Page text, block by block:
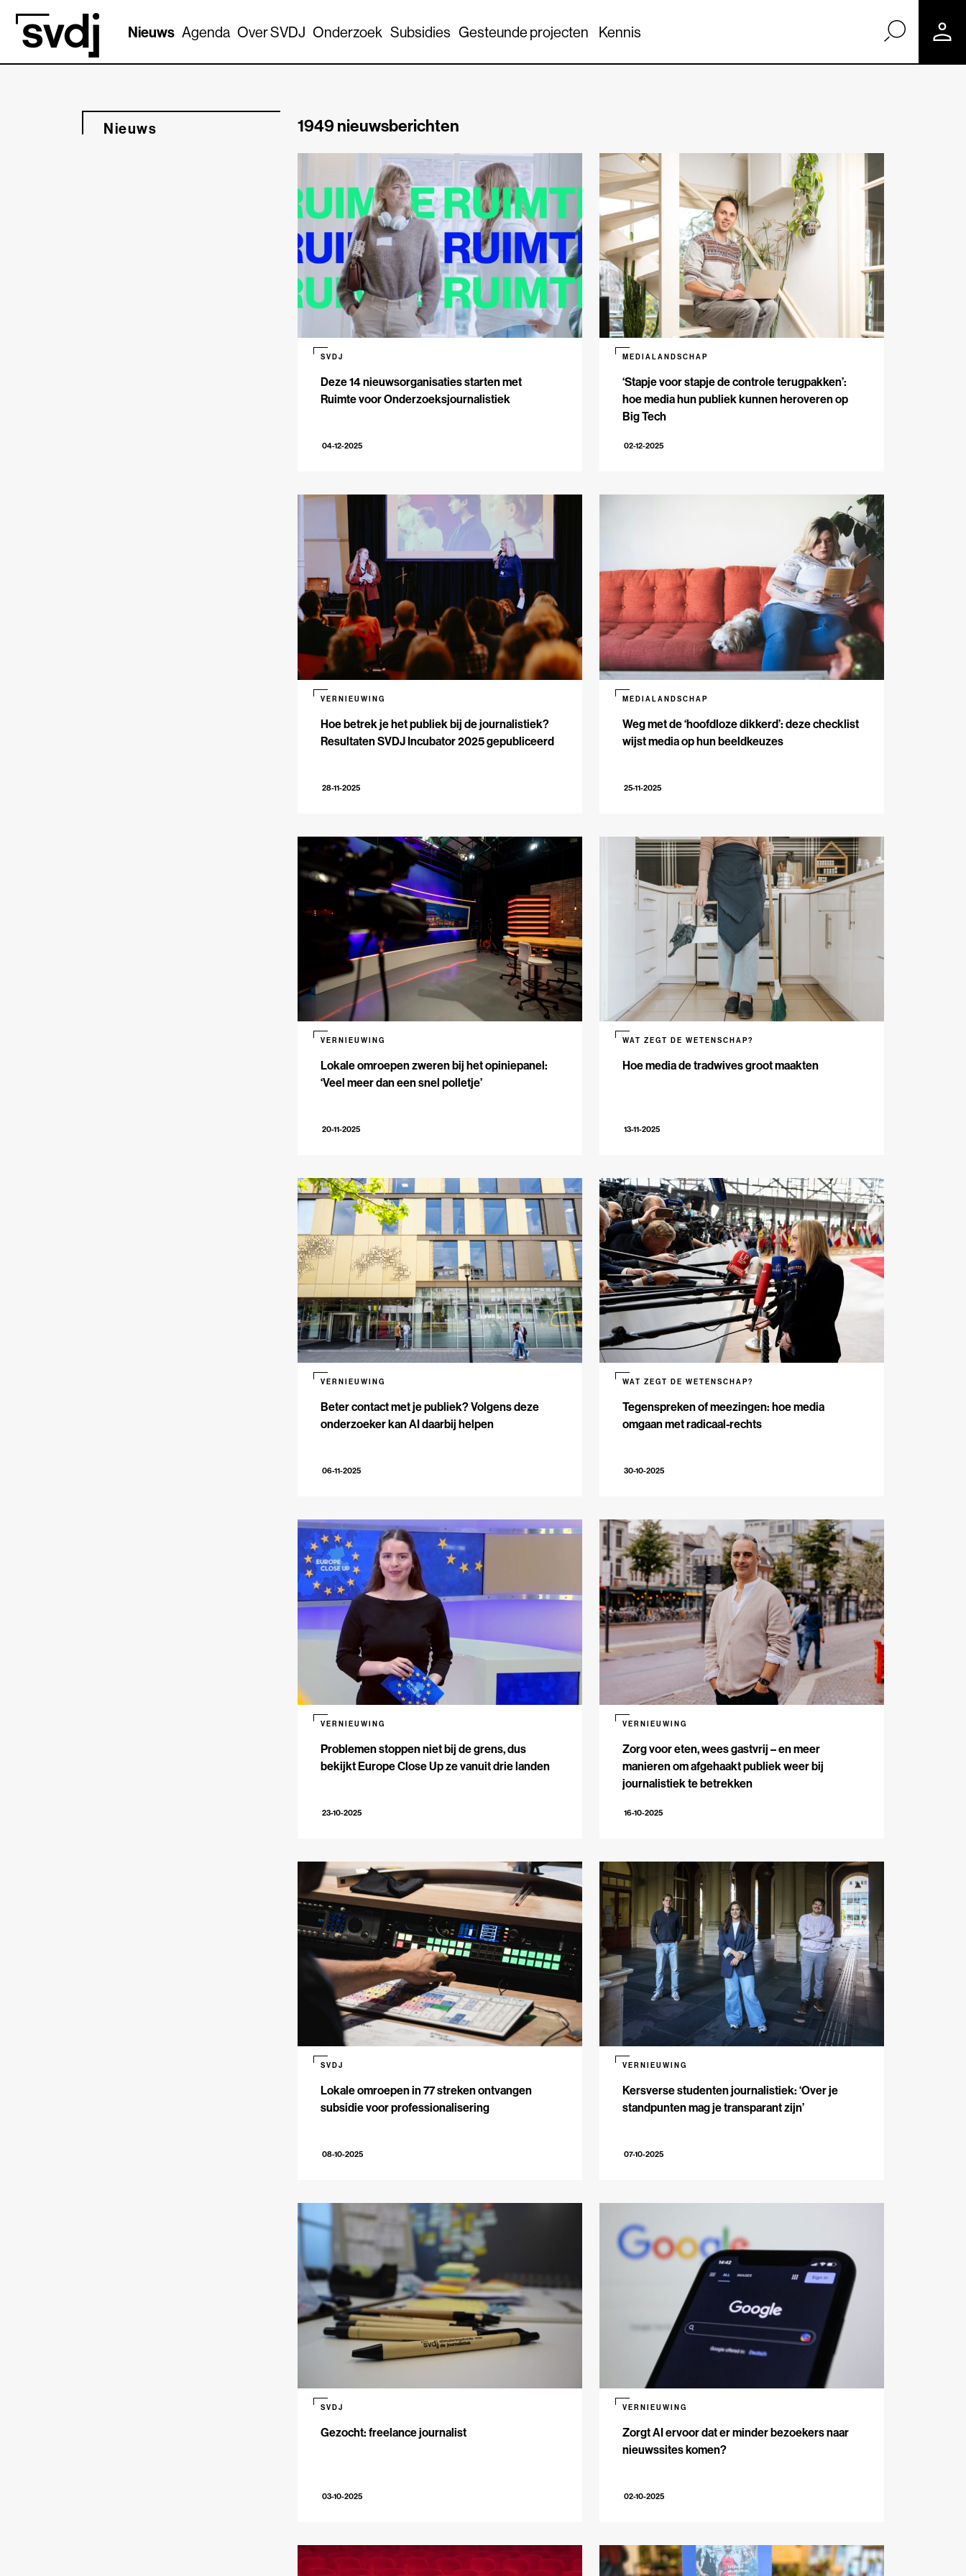
Naar hoofdinhoud
Nieuws Agenda Over SVDJ Onderzoek Subsidies Gesteunde projecten Kennis
Nieuws 1949 nieuwsberichten
Deze 14 nieuwsorganisaties starten met
Ruimte voor Onderzoeksjournalistiek
SVDJ
04-12-2025
‘Stapje voor stapje de controle terugpakken’:
hoe media hun publiek kunnen heroveren op
Big Tech
MEDIALANDSCHAP
02-12-2025
Hoe betrek je het publiek bij de journalistiek?
Resultaten SVDJ Incubator 2025 gepubliceerd
VERNIEUWING
28-11-2025
Weg met de ‘hoofdloze dikkerd’: deze checklist
wijst media op hun beeldkeuzes
MEDIALANDSCHAP
25-11-2025
Lokale omroepen zweren bij het opiniepanel:
‘Veel meer dan een snel polletje’
VERNIEUWING
20-11-2025
Hoe media de tradwives groot maakten
WAT ZEGT DE WETENSCHAP?
13-11-2025
Beter contact met je publiek? Volgens deze
onderzoeker kan AI daarbij helpen
VERNIEUWING
06-11-2025
Tegenspreken of meezingen: hoe media
omgaan met radicaal-rechts
WAT ZEGT DE WETENSCHAP?
30-10-2025
Problemen stoppen niet bij de grens, dus
bekijkt Europe Close Up ze vanuit drie landen
VERNIEUWING
23-10-2025
Zorg voor eten, wees gastvrij – en meer
manieren om afgehaakt publiek weer bij
journalistiek te betrekken
VERNIEUWING
16-10-2025
Lokale omroepen in 77 streken ontvangen
subsidie voor professionalisering
SVDJ
08-10-2025
Kersverse studenten journalistiek: ‘Over je
standpunten mag je transparant zijn’
VERNIEUWING
07-10-2025
Gezocht: freelance journalist
SVDJ
03-10-2025
Zorgt AI ervoor dat er minder bezoekers naar
nieuwssites komen?
VERNIEUWING
02-10-2025